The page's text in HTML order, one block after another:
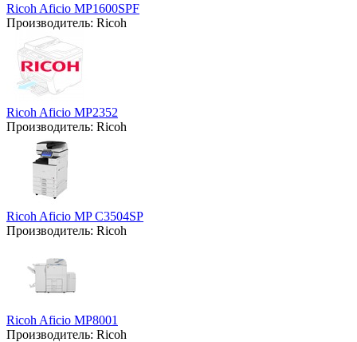
Ricoh Aficio MP1600SPF
Производитель: Ricoh
Ricoh Aficio MP2352
Производитель: Ricoh
Ricoh Aficio MP C3504SP
Производитель: Ricoh
Ricoh Aficio MP8001
Производитель: Ricoh